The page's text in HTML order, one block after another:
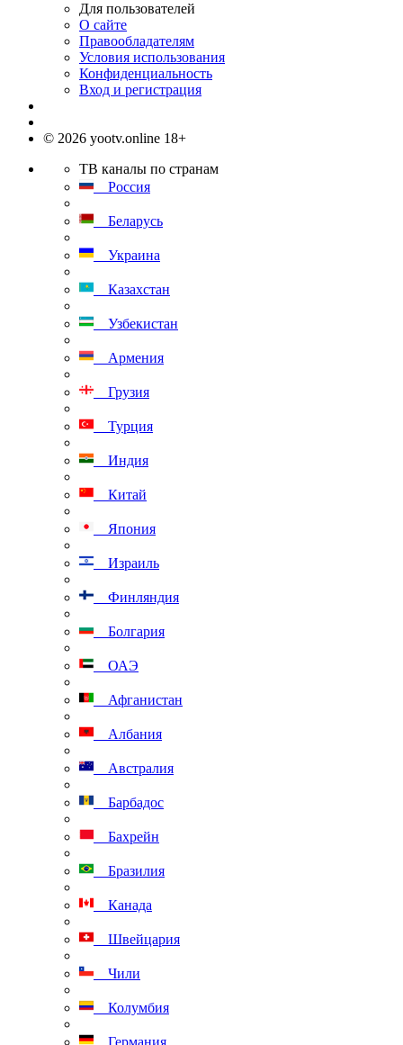
Для пользователей
О сайте
Правообладателям
Условия использования
Конфиденциальность
Вход и регистрация
© 2026 yootv.online 18+
ТВ каналы по странам
Россия
Беларусь
Украина
Казахстан
Узбекистан
Армения
Грузия
Турция
Индия
Китай
Япония
Израиль
Финляндия
Болгария
ОАЭ
Афганистан
Албания
Австралия
Барбадос
Бахрейн
Бразилия
Канада
Швейцария
Чили
Колумбия
Германия